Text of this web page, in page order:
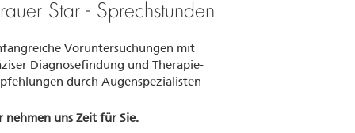
Star - Sprechstunden
Voruntersuchungen mit
Diagnosefindung und Therapie-
durch Augenspezialisten
nehmen uns Zeit für Sie.